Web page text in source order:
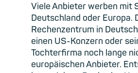
Viele Anbieter werben mit
Deutschland oder Europa.
Rechenzentrum in
einen US-Konzern oder
Tochterfirma noch lange
europäischen Anbieter.